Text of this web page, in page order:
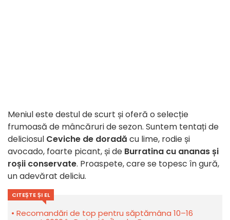
Meniul este destul de scurt și oferă o selecție
frumoasă de mâncăruri de sezon. Suntem tentați de
deliciosul Ceviche de doradă cu lime, rodie și
avocado, foarte picant, și de Burratina cu ananas și
roșii conservate. Proaspete, care se topesc în gură,
un adevărat deliciu.
CITEȘTE ȘI EL
Recomandări de top pentru săptămâna 10–16